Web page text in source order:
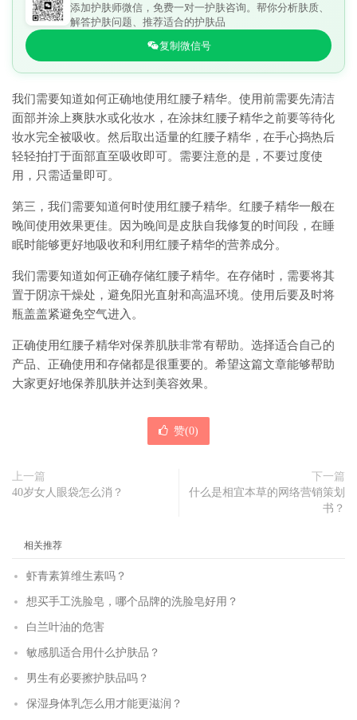
添加护肤师微信，免费一对一护肤咨询。帮你分析肤质、
解答护肤问题、推荐适合的护肤品
复制微信号
我们需要知道如何正确地使用红腰子精华。使用前需要先清洁
面部并涂上爽肤水或化妆水，在涂抹红腰子精华之前要等待化
妆水完全被吸收。然后取出适量的红腰子精华，在手心捣热后
轻轻拍打于面部直至吸收即可。需要注意的是，不要过度使
用，只需适量即可。
第三，我们需要知道何时使用红腰子精华。红腰子精华一般在
晚间使用效果更佳。因为晚间是皮肤自我修复的时间段，在睡
眠时能够更好地吸收和利用红腰子精华的营养成分。
我们需要知道如何正确存储红腰子精华。在存储时，需要将其
置于阴凉干燥处，避免阳光直射和高温环境。使用后要及时将
瓶盖盖紧避免空气进入。
正确使用红腰子精华对保养肌肤非常有帮助。选择适合自己的
产品、正确使用和存储都是很重要的。希望这篇文章能够帮助
大家更好地保养肌肤并达到美容效果。
赞(0)
上一篇
40岁女人眼袋怎么消？
下一篇
什么是相宜本草的网络营销策划
书？
相关推荐
虾青素算维生素吗？
想买手工洗脸皂，哪个品牌的洗脸皂好用？
白兰叶油的危害
敏感肌适合用什么护肤品？
男生有必要擦护肤品吗？
保湿身体乳怎么用才能更滋润？